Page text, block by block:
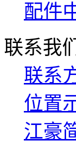
配件
联系我们
联系
位置
江豪